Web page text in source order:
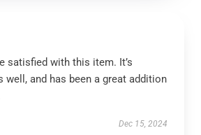
satisfied with this item. It’s
well, and has been a great addition
Dec 15, 2024